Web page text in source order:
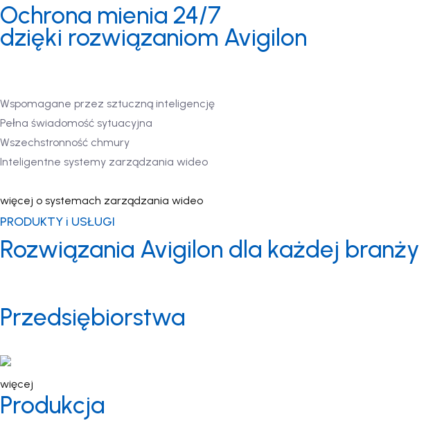
Ochrona mienia 24/7
dzięki rozwiązaniom Avigilon
Wspomagane przez sztuczną inteligencję
Pełna świadomość sytuacyjna
Wszechstronność chmury
Inteligentne systemy zarządzania wideo
więcej o systemach zarządzania wideo
PRODUKTY i USŁUGI
Rozwiązania Avigilon dla każdej
Przedsiębiorstwa
więcej
Produkcja